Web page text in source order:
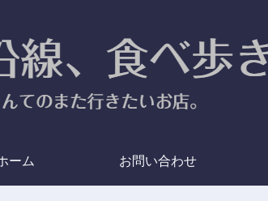
ーム お問い合わせ